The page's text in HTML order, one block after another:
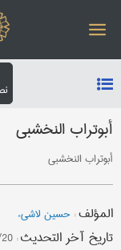
أبوتراب النخشبي
أبوتراب النخشبي
المؤلف: حسین لاشیء
تاریخ آخر التحدیث: